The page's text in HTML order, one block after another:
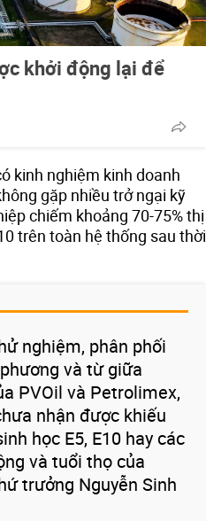
khởi động lại để
kinh nghiệm kinh doanh
gặp nhiều trở ngại kỹ
chiếm khoảng 70-75% thị
trên toàn hệ thống sau thời
nghiệm, phân phối
và từ giữa
PVOil và Petrolimex,
nhận được khiếu
học E5, E10 hay các
và tuổi thọ của
trưởng Nguyễn Sinh